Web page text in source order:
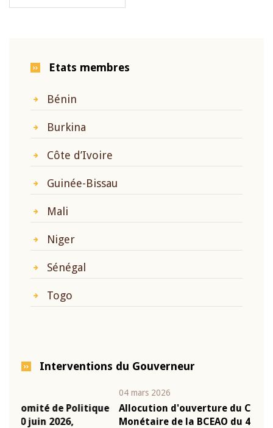
Etats membres
Bénin
Burkina
Côte d’Ivoire
Guinée-Bissau
Mali
Niger
Sénégal
Togo
Interventions du Gouverneur
Allocution d'ouverture du Comité de Politique
Monétaire de la BCEAO du 4 mars 2026,